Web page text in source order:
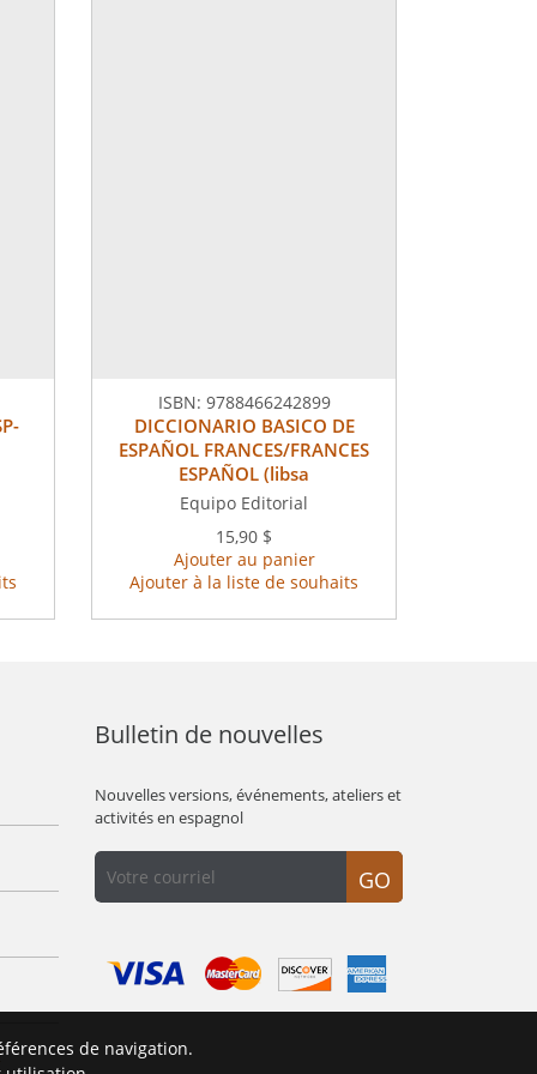
ISBN: 9788466242899
DICCIONARIO BASICO DE
ESPAÑOL FRANCES/FRANCES
ESPAÑOL (libsa
Equipo Editorial
15,90 $
Ajouter au panier
Ajouter à la liste de souhaits
Bulletin de nouvelles
Nouvelles versions, événements, ateliers et
activités en espagnol
GO
de navigation.